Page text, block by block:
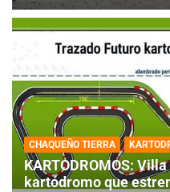
CHAQUEÑO TIERRA
KARTODROMOS:
kartódromo que